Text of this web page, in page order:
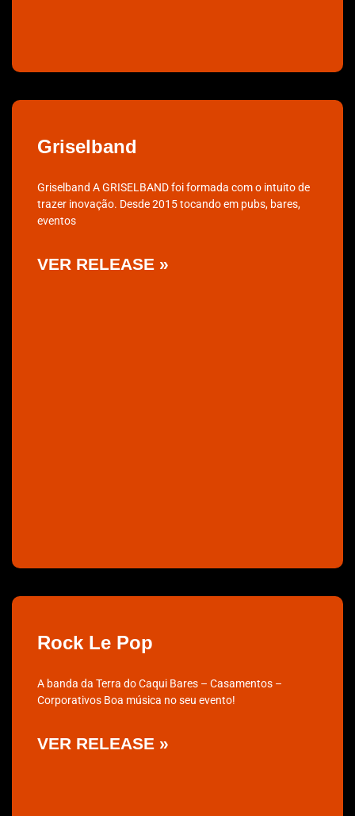
Griselband
Griselband A GRISELBAND foi formada com o intuito de
trazer inovação. Desde 2015 tocando em pubs, bares,
eventos
VER RELEASE »
Rock Le Pop
A banda da Terra do Caqui Bares – Casamentos –
Corporativos Boa música no seu evento!
VER RELEASE »